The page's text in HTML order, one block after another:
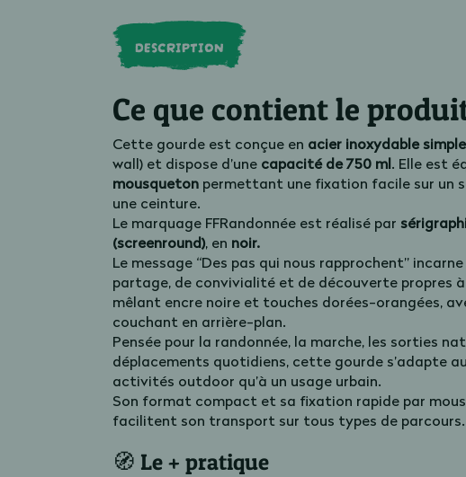
DESCRIPTION
Ce que contient le
Cette gourde est conçue en acier inoxydable
wall) et dispose d’une capacité de 750 ml. Elle est
mousqueton permettant une fixation facile sur un
une ceinture.
Le marquage FFRandonnée est réalisé par
(screenround), en noir.
Le message “Des pas qui nous rapprochent”
partage, de convivialité et de découverte propres
mêlant encre noire et touches dorées-orangées,
couchant en arrière-plan.
Pensée pour la randonnée, la marche, les sorties
déplacements quotidiens, cette gourde s’adapte
activités outdoor qu’à un usage urbain.
Son format compact et sa fixation rapide par
facilitent son transport sur tous types de parcours.
🧭 Le + pratique